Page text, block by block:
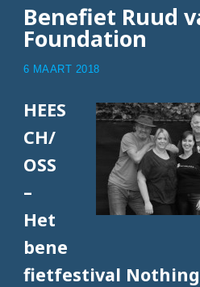
Benefiet Ruud
Foundation
6 MAART 2018
HEES
CH/
OSS
–
Het
bene
fietfestival Nothing